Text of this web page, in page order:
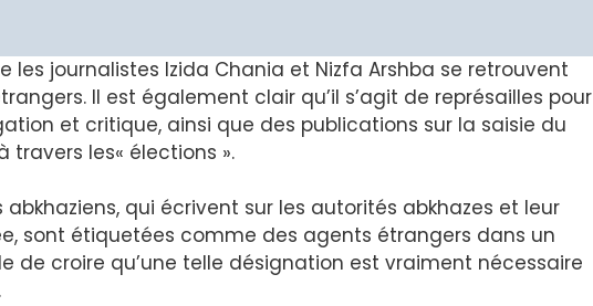
les journalistes Izida Chania et Nizfa Arshba se retrouvent
Il est également clair qu’il s’agit de représailles pour
et critique, ainsi que des publications sur la saisie du
travers les« élections ».
abkhaziens, qui écrivent sur les autorités abkhazes et leur
sont étiquetées comme des agents étrangers dans un
de croire qu’une telle désignation est vraiment nécessaire